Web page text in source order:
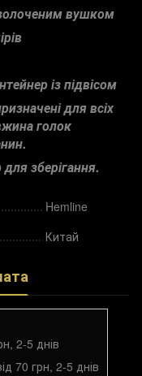
вушком
із підвісом
для всіх
голок
зберігання.
Hemline
Китай
2-5 днів
70 грн, 2-5 днів